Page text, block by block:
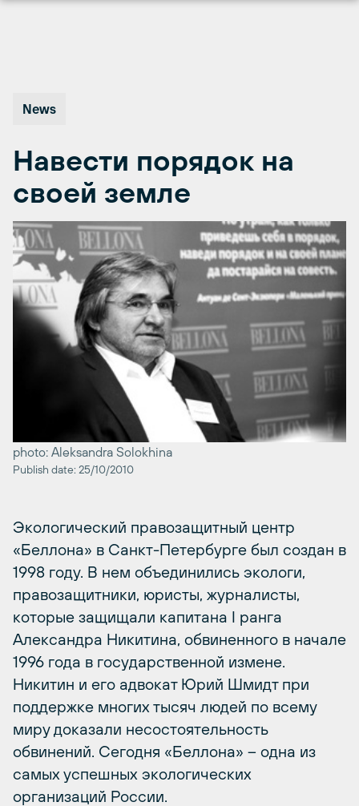
News
Навести порядок на
своей земле
photo: Aleksandra Solokhina
Publish date: 25/10/2010
Экологический правозащитный центр
«Беллона» в Санкт-Петербурге был создан в
1998 году. В нем объединились экологи,
правозащитники, юристы, журналисты,
которые защищали капитана I ранга
Александра Никитина, обвиненного в начале
1996 года в государственной измене.
Никитин и его адвокат Юрий Шмидт при
поддержке многих тысяч людей по всему
миру доказали несостоятельность
обвинений. Сегодня «Беллона» – одна из
самых успешных экологических
организаций России.